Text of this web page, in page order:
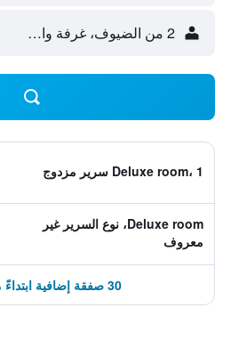
2 من الضيوف، غرفة واحدة
Deluxe room، 1 سرير مزدوج
Deluxe room، نوع السرير غير
معروف
30 صفقة إضافية ابتداءً من 368 ﷼